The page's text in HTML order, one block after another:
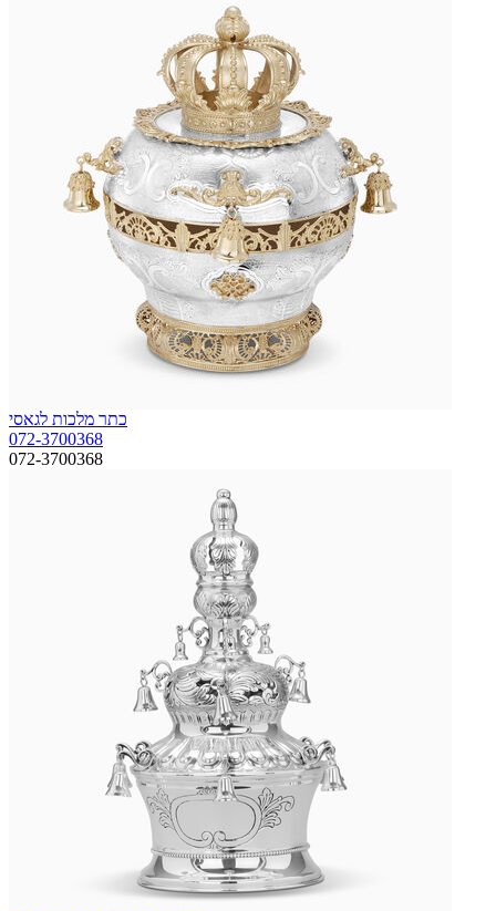
כתר מלכות לגאסי
072-3700368
072-3700368